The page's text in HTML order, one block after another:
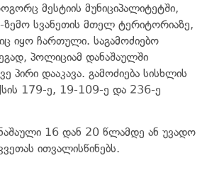
მესტიის მუნიციპალიტეტში,
ზემო სვანეთის მთელ ტერიტორიაზე,
იყო ჩართული. საგამოძიებო
პოლიციამ დანაშაულში
დააკავა. გამოძიება სისხლის
179-ე, 19-109-ე და 236-ე
16 დან 20 წლამდე ან უვადო
ითვალისწინებს.